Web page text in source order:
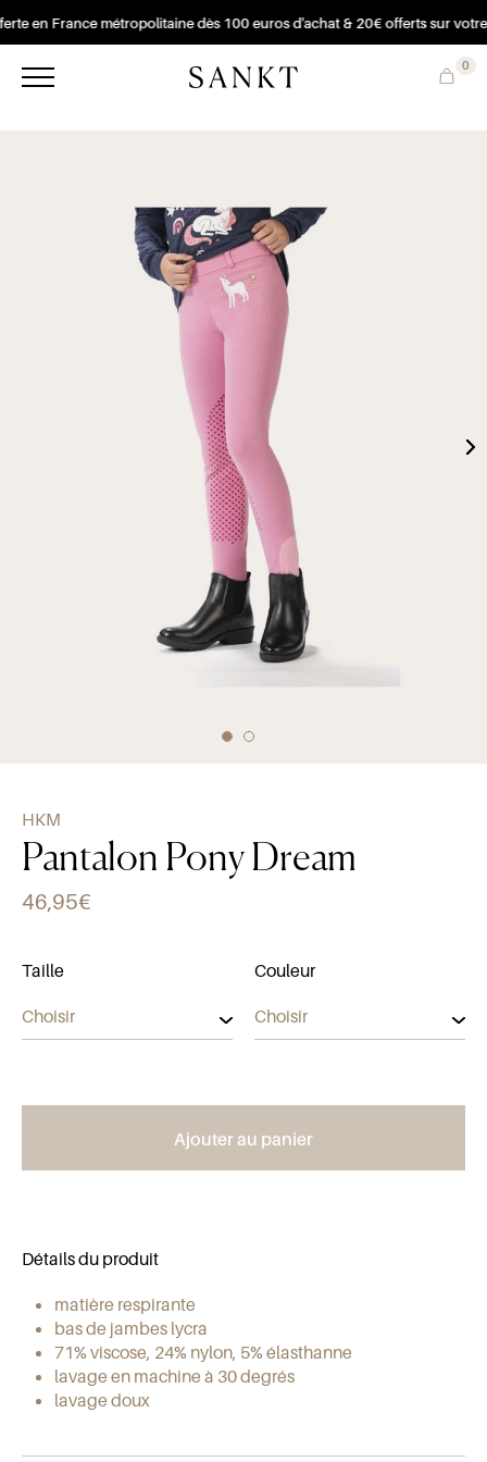
en France métropolitaine dès 100 euros d'achat & 20€ offerts sur votre
0
HKM
Pantalon Pony Dream
46,95€
Taille Couleur
Ajouter au panier
Détails du produit
matière respirante
bas de jambes lycra
71% viscose, 24% nylon, 5% élasthanne
lavage en machine à 30 degrés
lavage doux